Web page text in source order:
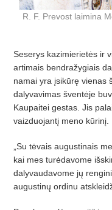
R. F. Prevost laimina
Seserys kazimierietės ir
artimais bendražygiais
namai yra įsikūrę vienas
dalyvavimas šventėje
Kaupaitei gestas. Jis
vaizduojantį meno kūrinį.
„Su tėvais augustinais
kai mes turėdavome
dalyvaudavome jų
augustinų ordinu